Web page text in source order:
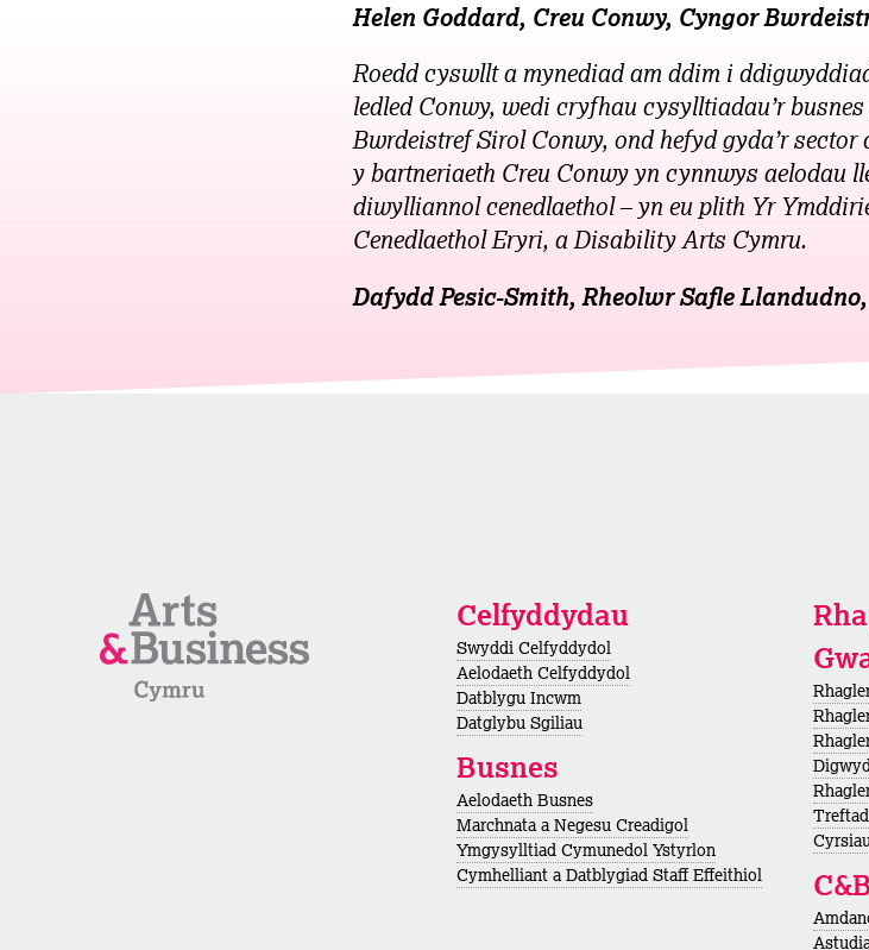
Helen Goddard, Creu Conwy, Cyngor
Roedd cyswllt a mynediad am ddim i
ledled Conwy, wedi cryfhau cysylltiadau’r
Bwrdeistref Sirol Conwy, ond hefyd gyda’r
y bartneriaeth Creu Conwy yn cynnwys aelodau
diwylliannol cenedlaethol – yn eu plith Yr
Cenedlaethol Eryri, a Disability Arts Cymru.
Dafydd Pesic-Smith, Rheolwr Safle
Celfyddydau
Swyddi Celfyddydol
Aelodaeth Celfyddydol
Datblygu Incwm
Datglybu Sgiliau
Busnes
Aelodaeth Busnes
Marchnata a Negesu Creadigol
Ymgysylltiad Cymunedol Ystyrlon
Cymhelliant a Datblygiad Staff Effeithiol